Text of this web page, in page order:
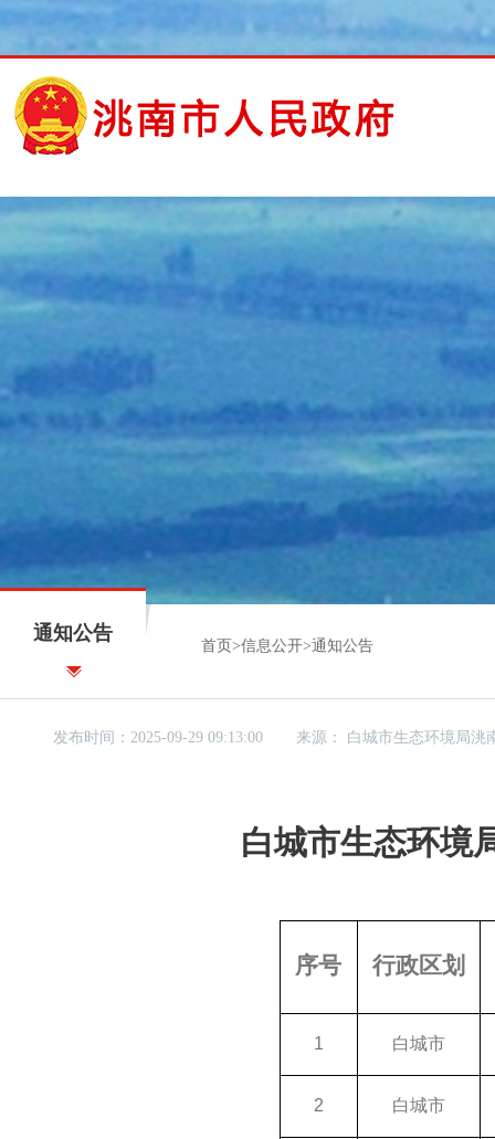
通知公告
首页 >信息公开>通知公告
发布时间：2025-09-29 09:13:00 来源： 白城市生态环境局洮
白城市生态环境
序号 行政区划
1 白城市
2 白城市